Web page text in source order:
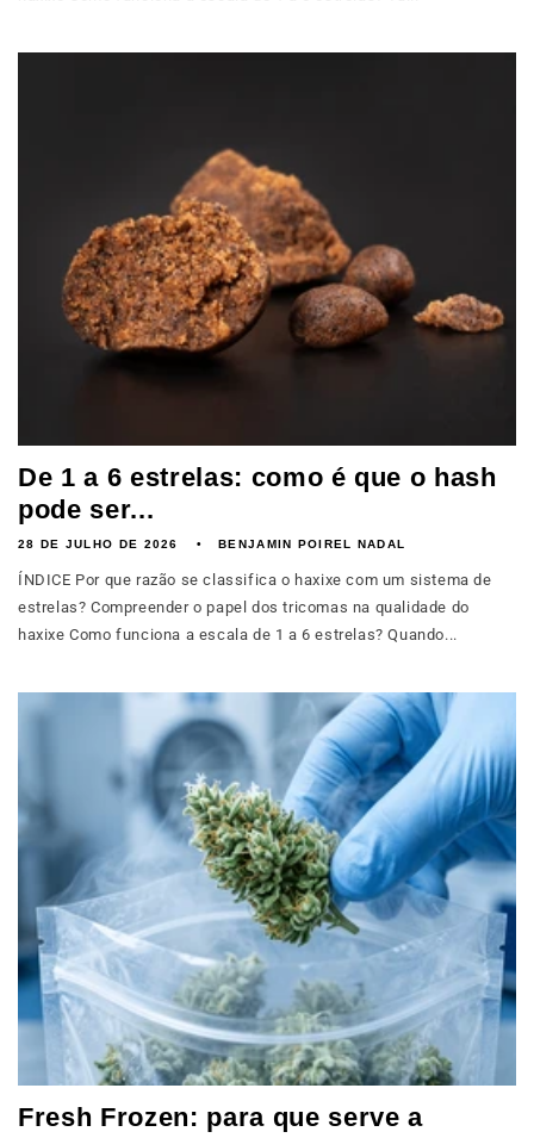
De 1 a 6 estrelas: como é que o hash
pode ser...
28 DE JULHO DE 2026 BENJAMIN POIREL NADAL
ÍNDICE Por que razão se classifica o haxixe com um sistema de
estrelas? Compreender o papel dos tricomas na qualidade do
haxixe Como funciona a escala de 1 a 6 estrelas? Quando...
Fresh Frozen: para que serve a